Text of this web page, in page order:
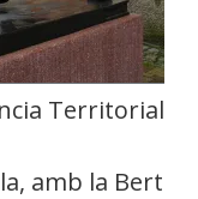
Territorial.
amb la Berta